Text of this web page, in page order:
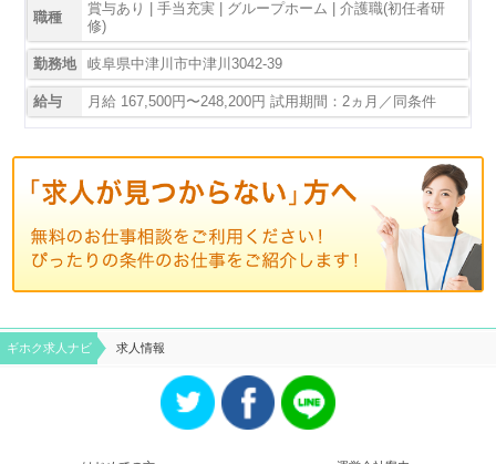
職種
賞与あり | 手当充実 | グループホーム | 介護職(初任者研
修)
勤務地 岐阜県中津川市中津川3042-39
給与 月給 167,500円〜248,200円 試用期間：2ヵ月／同条件
ギホク求⼈ナビ 求人情報